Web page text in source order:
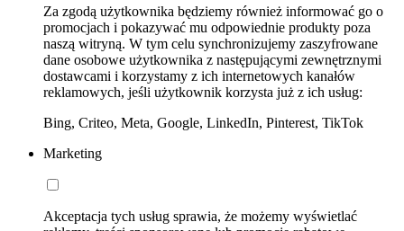
Za zgodą użytkownika będziemy również informować go o
promocjach i pokazywać mu odpowiednie produkty poza
naszą witryną. W tym celu synchronizujemy zaszyfrowane
dane osobowe użytkownika z następującymi zewnętrznymi
dostawcami i korzystamy z ich internetowych kanałów
reklamowych, jeśli użytkownik korzysta już z ich usług:
Bing, Criteo, Meta, Google, LinkedIn, Pinterest, TikTok
Marketing
Akceptacja tych usług sprawia, że możemy wyświetlać